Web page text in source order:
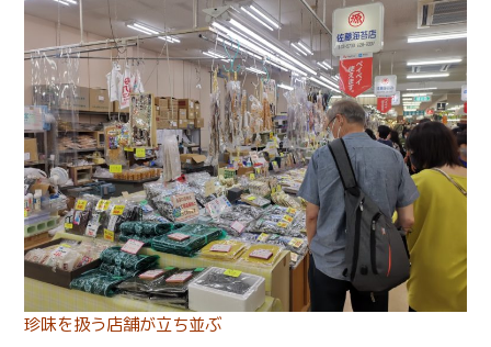
珍味を扱う店舗が立ち並ぶ